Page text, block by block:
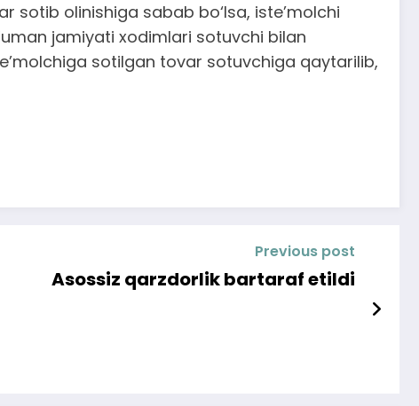
sotib olinishiga sabab bo‘lsa, iste’molchi
jamiyati xodimlari sotuvchi bilan
sotilgan tovar sotuvchiga qaytarilib,
Previous post
Asossiz qarzdorlik bartaraf etildi